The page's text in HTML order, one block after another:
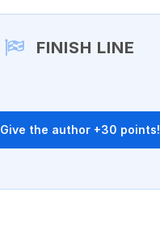
FINISH LINE
Give the author +30 points!